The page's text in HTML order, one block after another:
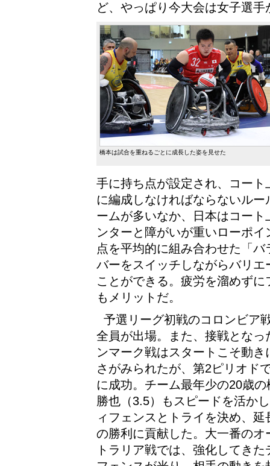
ど、やっぱり今大会は女子選
橋本は試合を重ねるごとに成長した姿を見せた
手に持ち点が設定され、コー
に編成しなければならないル
ームが多いなか、日本はコー
ンターと障がいが重いローポ
点を平均的に組み合わせた「
バーをスイッチしながらバリ
ことができる。疲労を溜めず
もメリットだ。
予選リーグ初戦のコロンビア
全員が出場。また、接戦となっ
ンマーク戦はスタートこそ動き
さがみられたが、第2ピリオド
に成功。チーム最年少の20歳の
勝也（3.5）もスピードを活か
ィフェンスとトライを決め、延
の勝利に貢献した。大一番のオ
トラリア戦では、強化してきた